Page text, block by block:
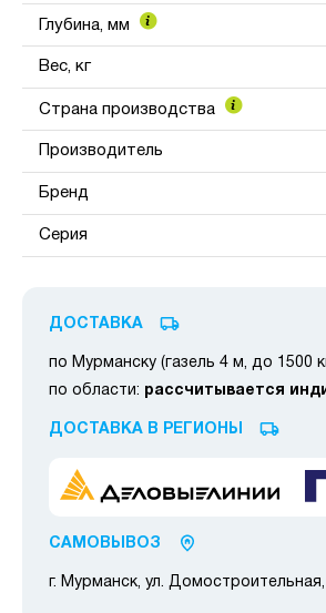
Глубина, мм
Вес, кг
Страна производства
Производитель
Бренд
Серия
ДОСТАВКА
по Мурманску (газель 4 м, до 1500
по области: рассчитывается
ДОСТАВКА В РЕГИОНЫ
САМОВЫВОЗ
г. Мурманск, ул. Домостроительная,